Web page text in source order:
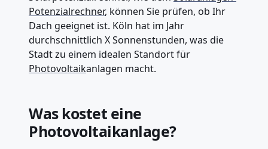
Potenzialrechner, können Sie prüfen, ob Ihr
Dach geeignet ist. Köln hat im Jahr
durchschnittlich X Sonnenstunden, was die
Stadt zu einem idealen Standort für
Photovoltaikanlagen macht.
Was kostet eine
Photovoltaikanlage?